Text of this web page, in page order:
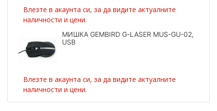
Влезте в акаунта си, за да видите актуалните
наличности и цени.
МИШКА GEMBIRD G-LASER MUS-GU-02,
USB
Влезте в акаунта си, за да видите актуалните
наличности и цени.